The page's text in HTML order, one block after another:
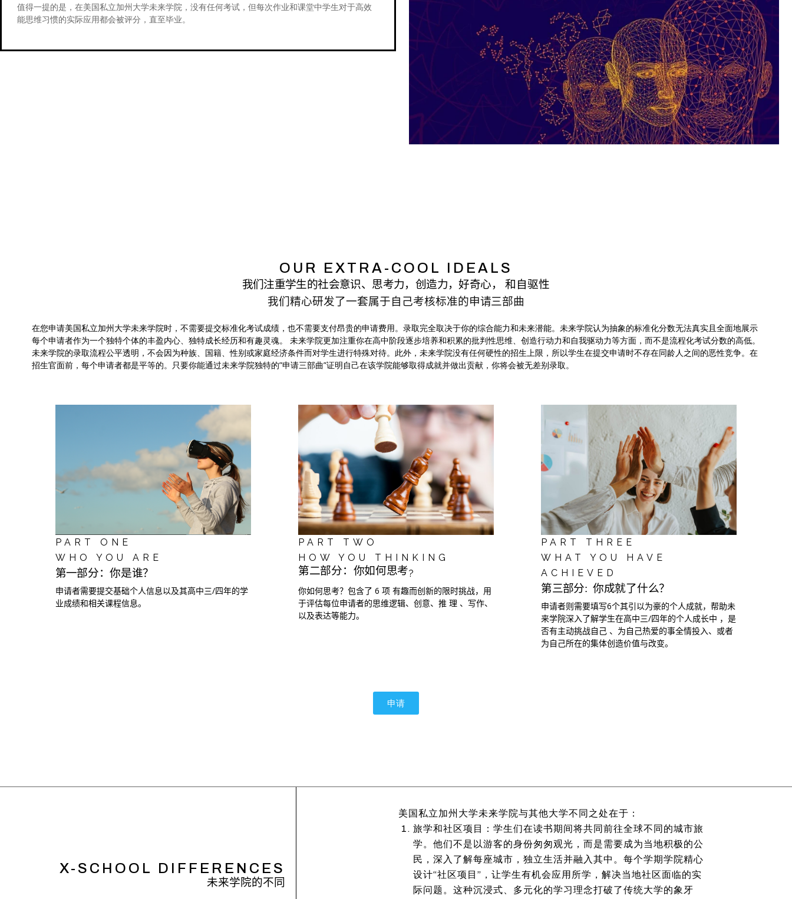
值得一提的是，在美国私立加州大学未来学院，没有任何考试，但每次作业和课堂中学生对于高效
能思维习惯的实际应用都会被评分，直至毕业。
OUR EXTRA-COOL IDEALS
我们注重学生的社会意识、思考力，创造力，好奇心，
和自驱性
我们精心研发了一套属于自己考核标准的申请三部曲
在您申请美国私立加州大学未来学院时，不需要提交标准化考试成绩，也不需要支付昂贵的申请费用。录取完全取决于你的综合能力和未来潜能。未来学院认为抽象的标准化分数无法真实且全面地展示
每个申请者作为一个独特个体的丰盈内心、独特成长经历和有趣灵魂。 未来学院更加注重你在高中阶段逐步培养和积累的批判性思维、创造行动力和自我驱动力等方面，而不是流程化考试分数的高低。
未来学院的录取流程公平透明，不会因为种族、国籍、性别或家庭经济条件而对学生进行特殊对待。此外，未来学院没有任何硬性的招生上限，所以学生在提交申请时不存在同龄人之间的恶性竞争。在
招生官面前，每个申请者都是平等的。只要你能通过未来学院独特的”申请三部曲”证明自己在该学院能够取得成就并做出贡献，你将会被无差别录取。
PART ONE
WHO YOU ARE
第一部分：你是谁？
申请者需要提交基础个人信息以及其高中三/四年的学
业成绩和相关课程信息。
PART TWO
HOW YOU THINKING
第二部分： 你如何思考?
你如何思考？包含了 6 项 有趣而创新的限时挑战，用
于评估每位申请者的思维逻辑、创意、推 理 、写作、
以及表达等能力。
PART THREE
WHAT YOU HAVE
ACHIEVED
第三部分: 你成就了什么？
申请者则需要填写6个其引以为豪的个人成就，帮助未
来学院深入了解学生在高中三/四年的个人成长中 ，是
否有主动挑战自己 、为自己热爱的事全情投入、或者
为自己所在的集体创造价值与改变。
申请
X-SCHOOL DIFFERENCES
未来学院的不同
美国私立加州大学未来学院与其他大学不同之处在于：
旅学和社区项目：学生们在读书期间将共同前往全球不同的城市旅
学。他们不是以游客的身份匆匆观光，而是需要成为当地积极的公
民，深入了解每座城市，独立生活并融入其中。每个学期学院精心
设计“社区项目”，让学生有机会应用所学，解决当地社区面临的实
际问题。这种沉浸式、多元化的学习理念打破了传统大学的象牙